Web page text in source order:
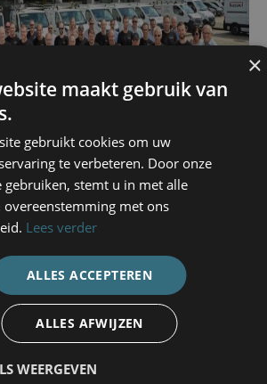
×
maakt gebruik van
gebruikt cookies om uw
te verbeteren. Door onze
gebruiken, stemt u in met alle
overeenstemming met ons
Lees verder
ALLES ACCEPTEREN
ALLES AFWIJZEN
WEERGEVEN